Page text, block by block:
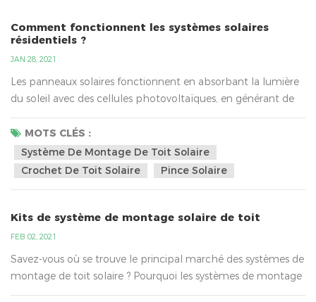
Comment fonctionnent les systèmes solaires
résidentiels ?
JAN 28, 2021
Les panneaux solaires fonctionnent en absorbant la lumière
du soleil avec des cellules photovoltaïques, en générant de
l'énergie en courant continu (CC), puis en la convertissant en
énergie de courant alternatif (CA) utilisable à l'aide de la
technologie des onduleurs. L'énergie CA circule ensuite dans
le panneau électrique de la maison et est distribuée en
MOTS CLÉS :
Système De Montage De Toit Solaire
Crochet De Toit Solaire
Pince Solaire
Kits de système de montage solaire de toit
FEB 02, 2021
Savez-vous où se trouve le principal marché des systèmes de
montage de toit solaire ? Pourquoi les systèmes de montage
de toit solaire sont-ils si populaires ? Selon l'analyse, le